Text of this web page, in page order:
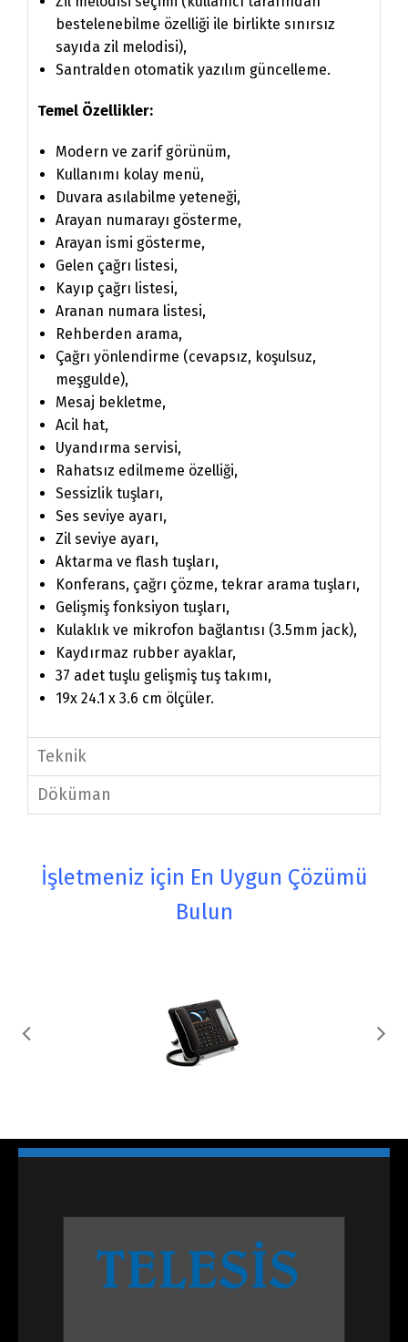
bestelenebilme özelliği ile birlikte sınırsız
sayıda zil melodisi),
Santralden otomatik yazılım güncelleme.
Temel Özellikler:
Modern ve zarif görünüm,
Kullanımı kolay menü,
Duvara asılabilme yeteneği,
Arayan numarayı gösterme,
Arayan ismi gösterme,
Gelen çağrı listesi,
Kayıp çağrı listesi,
Aranan numara listesi,
Rehberden arama,
Çağrı yönlendirme (cevapsız, koşulsuz,
meşgulde),
Mesaj bekletme,
Acil hat,
Uyandırma servisi,
Rahatsız edilmeme özelliği,
Sessizlik tuşları,
Ses seviye ayarı,
Zil seviye ayarı,
Aktarma ve flash tuşları,
Konferans, çağrı çözme, tekrar arama tuşları,
Gelişmiş fonksiyon tuşları,
Kulaklık ve mikrofon bağlantısı (3.5mm jack),
Kaydırmaz rubber ayaklar,
37 adet tuşlu gelişmiş tuş takımı,
19x 24.1 x 3.6 cm ölçüler.
Teknik
Döküman
İşletmeniz için En Uygun Çözümü
Bulun